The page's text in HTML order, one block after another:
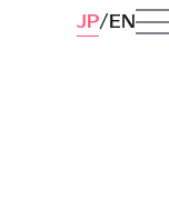
JP EN